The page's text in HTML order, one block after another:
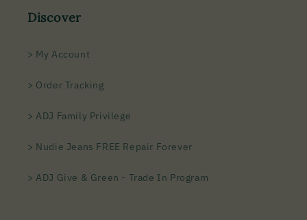
Discover
> My Account
> Order Tracking
> ADJ Family Privilege
> Nudie Jeans FREE Repair Forever
> ADJ Give & Green - Trade In Program